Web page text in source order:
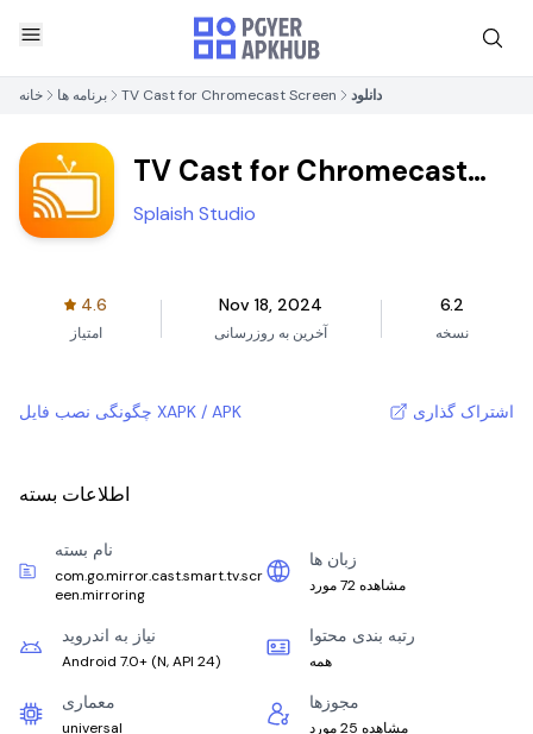
خانه برنامه ها TV Cast for Chromecast Screen دانلود
TV Cast for Chromecast
Screen
Splaish Studio
4.6
امتیاز
Nov 18, 2024
آخرین به روزرسانی
6.2
نسخه
چگونگی نصب فایل XAPK / APK اشتراک گذاری
اطلاعات بسته
نام بسته
com.go.mirror.cast.smart.tv.scr
een.mirroring
زبان ها
مشاهده 72 مورد
نیاز به اندروید
Android 7.0+ (N, API 24)
رتبه بندی محتوا
همه
معماری
universal
مجوزها
مشاهده 25 مورد